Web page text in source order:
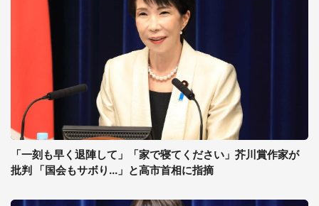
「一刻も早く退陣して」「家で寝てください」芥川賞作家が
批判 「国会もサボり...」と高市首相に指摘